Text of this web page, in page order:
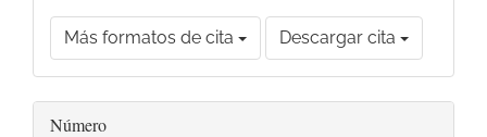
Más formatos de cita Descargar cita
Número